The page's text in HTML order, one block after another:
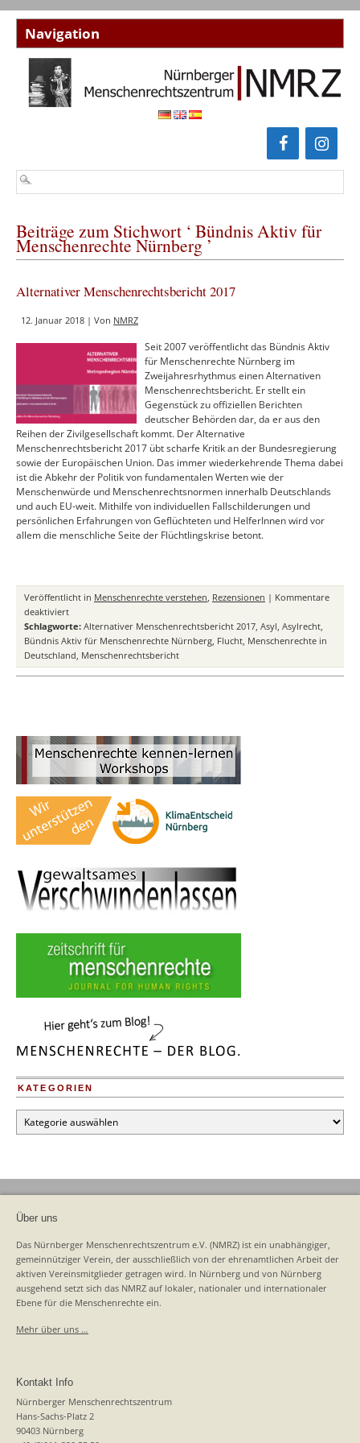
Beiträge zum Stichwort ‘ Bündnis Aktiv für
Menschenrechte Nürnberg ’
Alternativer Menschenrechtsbericht 2017
12. Januar 2018 | Von NMRZ
Seit 2007 veröffentlicht das Bündnis Aktiv
für Menschenrechte Nürnberg im
Zweijahresrhythmus einen Alternativen
Menschenrechtsbericht. Er stellt ein
Gegenstück zu offiziellen Berichten
deutscher Behörden dar, da er aus den
Reihen der Zivilgesellschaft kommt. Der Alternative
Menschenrechtsbericht 2017 übt scharfe Kritik an der Bundesregierung
sowie der Europäischen Union. Das immer wiederkehrende Thema dabei
ist die Abkehr der Politik von fundamentalen Werten wie der
Menschenwürde und Menschenrechtsnormen innerhalb Deutschlands
und auch EU-weit. Mithilfe von individuellen Fallschilderungen und
persönlichen Erfahrungen von Geflüchteten und HelferInnen wird vor
allem die menschliche Seite der Flüchtlingskrise betont.
Veröffentlicht in Menschenrechte verstehen, Rezensionen | Kommentare
deaktiviertfür
Alternativer
Menschenrechtsbericht
2017
Schlagworte: Alternativer Menschenrechtsbericht 2017, Asyl, Asylrecht,
Bündnis Aktiv für Menschenrechte Nürnberg, Flucht, Menschenrechte in
Deutschland, Menschenrechtsbericht
KATEGORIEN
Kategorien
Über uns
Das Nürnberger Menschenrechtszentrum e.V. (NMRZ) ist ein unabhängiger,
gemeinnütziger Verein, der ausschließlich von der ehrenamtlichen Arbeit der
aktiven Vereinsmitglieder getragen wird. In Nürnberg und von Nürnberg
ausgehend setzt sich das NMRZ auf lokaler, nationaler und internationaler
Ebene für die Menschenrechte ein.
Mehr über uns …
Kontakt Info
Nürnberger Menschenrechtszentrum
Hans-Sachs-Platz 2
90403 Nürnberg